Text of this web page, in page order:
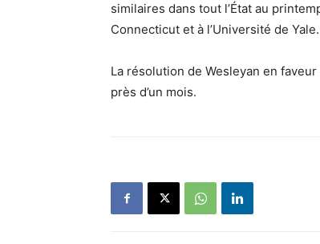
similaires dans tout l’État au
Connecticut et à l’Université de Yale.
La résolution de Wesleyan en
près d’un mois.